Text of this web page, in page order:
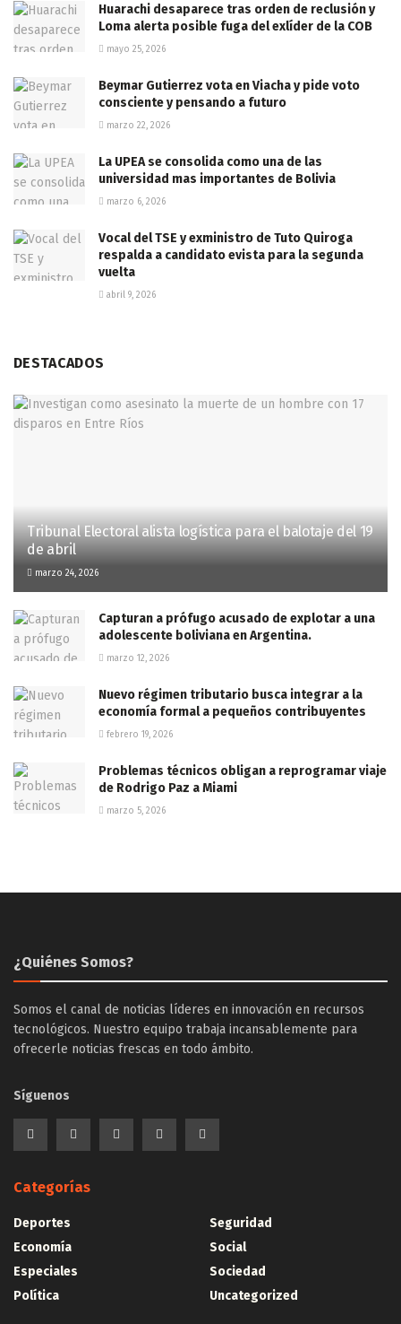
Huarachi desaparece tras orden de reclusión y
Loma alerta posible fuga del exlíder de la COB
mayo 25, 2026
Beymar Gutierrez vota en Viacha y pide voto
consciente y pensando a futuro
marzo 22, 2026
La UPEA se consolida como una de las
universidad mas importantes de Bolivia
marzo 6, 2026
Vocal del TSE y exministro de Tuto Quiroga
respalda a candidato evista para la segunda
vuelta
abril 9, 2026
DESTACADOS
Tribunal Electoral alista logística para el balotaje del 19
de abril
marzo 24, 2026
Capturan a prófugo acusado de explotar a una
adolescente boliviana en Argentina.
marzo 12, 2026
Nuevo régimen tributario busca integrar a la
economía formal a pequeños contribuyentes
febrero 19, 2026
Problemas técnicos obligan a reprogramar viaje
de Rodrigo Paz a Miami
marzo 5, 2026
¿Quiénes Somos?
Somos el canal de noticias líderes en innovación en recursos
tecnológicos. Nuestro equipo trabaja incansablemente para
ofrecerle noticias frescas en todo ámbito.
Síguenos
Categorías
Deportes
Economía
Especiales
Política
Seguridad
Social
Sociedad
Uncategorized